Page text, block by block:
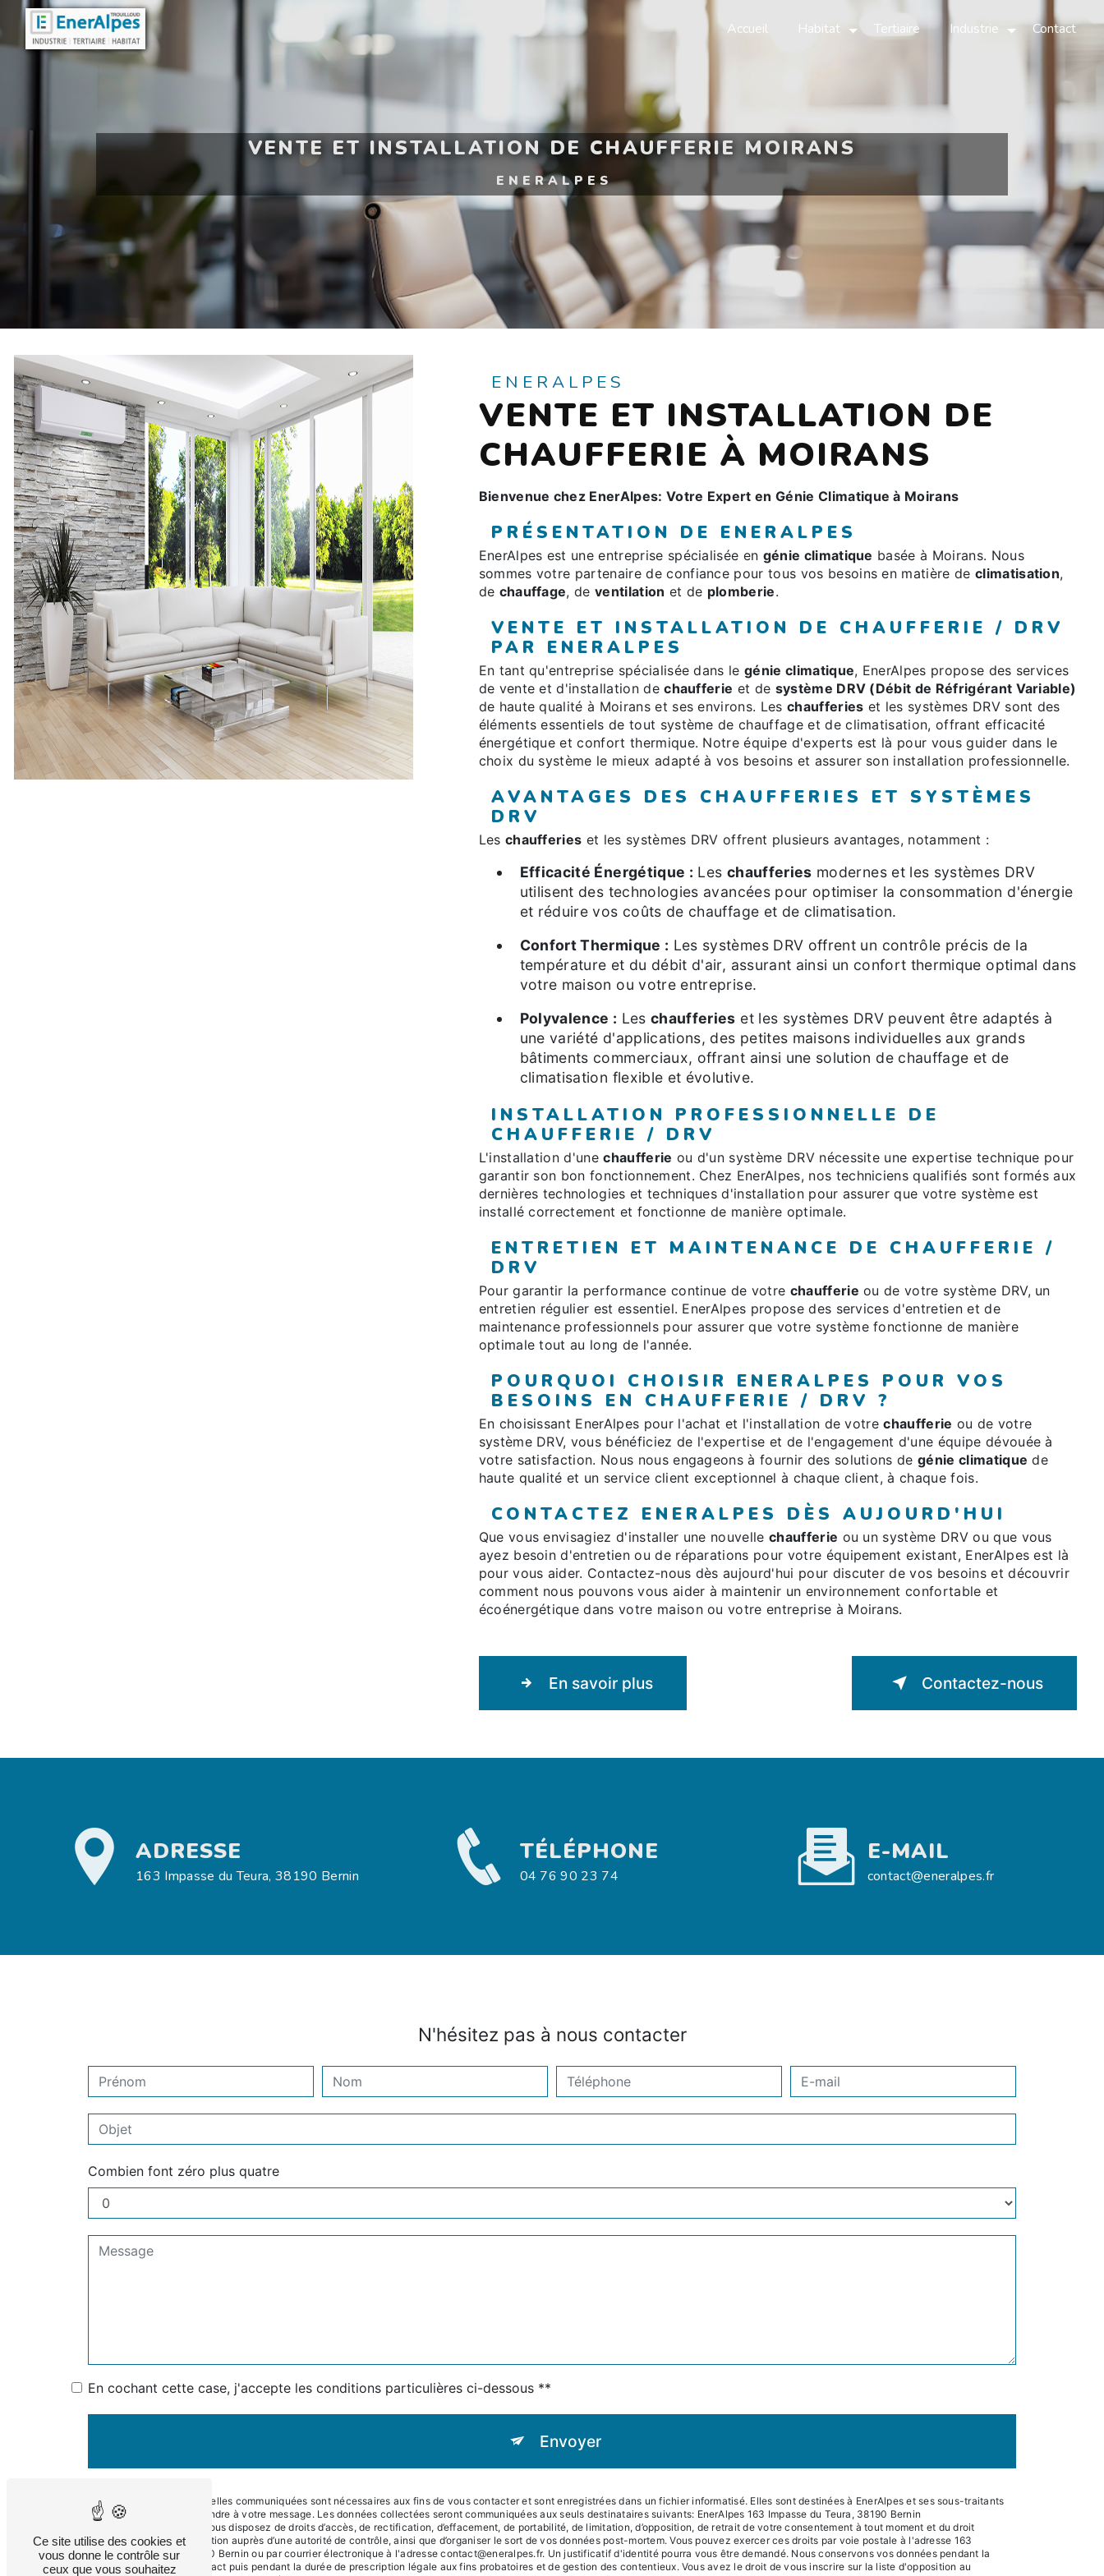
Accueil Habitat Tertiaire Industrie Contact
VENTE ET INSTALLATION DE CHAUFFERIE MOIRANS
ENERALPES
ENERALPES
VENTE ET INSTALLATION DE
CHAUFFERIE À MOIRANS
Bienvenue chez EnerAlpes: Votre Expert en Génie Climatique à Moirans
PRÉSENTATION DE ENERALPES
EnerAlpes est une entreprise spécialisée en génie climatique basée à Moirans. Nous
sommes votre partenaire de confiance pour tous vos besoins en matière de climatisation,
de chauffage, deventilation et de plomberie.
VENTE ET INSTALLATION DE CHAUFFERIE / DRV
PAR ENERALPES
En tant qu'entreprise spécialisée dans legénie climatique, EnerAlpes propose des services
de vente et d'installation dechaufferie et de système DRV (Débit de Réfrigérant Variable)
de haute qualité à Moirans et ses environs. Les chaufferies et les systèmes DRV sont des
éléments essentiels de tout système de chauffage et de climatisation, offrant efficacité
énergétique et confort thermique. Notre équipe d'experts est là pour vous guider dans le
choix du système le mieux adapté à vos besoins et assurer son installation professionnelle.
AVANTAGES DES CHAUFFERIES ET SYSTÈMES
DRV
Les chaufferies et les systèmes DRV offrent plusieurs avantages, notamment :
Efficacité Énergétique : Les chaufferies modernes et les systèmes DRV
utilisent des technologies avancées pour optimiser la consommation d'énergie
et réduire vos coûts de chauffage et de climatisation.
Confort Thermique : Les systèmes DRV offrent un contrôle précis de la
température et du débit d'air, assurant ainsi un confort thermique optimal dans
votre maison ou votre entreprise.
Polyvalence : Les chaufferies et les systèmes DRV peuvent être adaptés à
une variété d'applications, des petites maisons individuelles aux grands
bâtiments commerciaux, offrant ainsi une solution de chauffage et de
climatisation flexible et évolutive.
INSTALLATION PROFESSIONNELLE DE
CHAUFFERIE / DRV
L'installation d'unechaufferie ou d'un système DRV nécessite une expertise technique pour
garantir son bon fonctionnement. Chez EnerAlpes, nos techniciens qualifiés sont formés aux
dernières technologies et techniques d'installation pour assurer que votre système est
installé correctement et fonctionne de manière optimale.
ENTRETIEN ET MAINTENANCE DE CHAUFFERIE /
DRV
Pour garantir la performance continue de votre chaufferie ou de votre système DRV, un
entretien régulier est essentiel. EnerAlpes propose des services d'entretien et de
maintenance professionnels pour assurer que votre système fonctionne de manière
optimale tout au long de l'année.
POURQUOI CHOISIR ENERALPES POUR VOS
BESOINS EN CHAUFFERIE / DRV ?
En choisissant EnerAlpes pour l'achat et l'installation de votrechaufferie ou de votre
système DRV, vous bénéficiez de l'expertise et de l'engagement d'une équipe dévouée à
votre satisfaction. Nous nous engageons à fournir des solutions degénie climatique de
haute qualité et un service client exceptionnel à chaque client, à chaque fois.
CONTACTEZ ENERALPES DÈS AUJOURD'HUI
Que vous envisagiez d'installer une nouvelle chaufferie ou un système DRV ou que vous
ayez besoin d'entretien ou de réparations pour votre équipement existant, EnerAlpes est là
pour vous aider. Contactez-nous dès aujourd'hui pour discuter de vos besoins et découvrir
comment nous pouvons vous aider à maintenir un environnement confortable et
écoénergétique dans votre maison ou votre entreprise à Moirans.
En savoir plus Contactez-nous
ADRESSE
163 Impasse du Teura, 38190 Bernin
TÉLÉPHONE
04 76 90 23 74
E-MAIL
contact@eneralpes.fr
N'hésitez pas à nous contacter
Combien font zéro plus quatre
En cochant cette case, j'accepte les conditions particulières ci-dessous **
Envoyer
** Les données personnelles communiquées sont nécessaires aux fins de vous contacter et sont enregistrées dans un fichier informatisé. Elles sont destinées à EnerAlpes et ses sous-traitants
dans le seul but de répondre à votre message. Les données collectées seront communiquées aux seuls destinataires suivants: EnerAlpes 163 Impasse du Teura, 38190 Bernin
contact@eneralpes.fr. Vous disposez de droits d’accès, de rectification, d’effacement, de portabilité, de limitation, d’opposition, de retrait de votre consentement à tout moment et du droit
d’introduire une réclamation auprès d’une autorité de contrôle, ainsi que d’organiser le sort de vos données post-mortem. Vous pouvez exercer ces droits par voie postale à l'adresse 163
Impasse du Teura, 38190 Bernin ou par courrier électronique à l'adresse contact@eneralpes.fr. Un justificatif d'identité pourra vous être demandé. Nous conservons vos données pendant la
période de prise de contact puis pendant la durée de prescription légale aux fins probatoires et de gestion des contentieux. Vous avez le droit de vous inscrire sur la liste d'opposition au
Panneau de gestion des cookies
Ce site utilise des cookies et
vous donne le contrôle sur
ceux que vous souhaitez